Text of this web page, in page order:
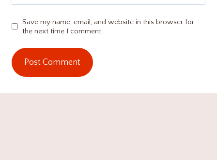
Save my name, email, and website in this browser for
the next time I comment.